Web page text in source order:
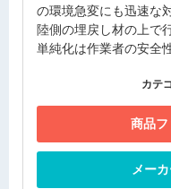
の環境急変にも迅速な
陸側の埋戻し材の上で
単純化は作業者の安全
カテ
商品
メー